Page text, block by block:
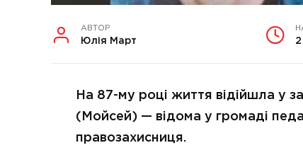
АВТОР
Юлія Март 2
На 87-му році життя відійшла у
(Мойсей) — відома у громаді
правозахисниця.